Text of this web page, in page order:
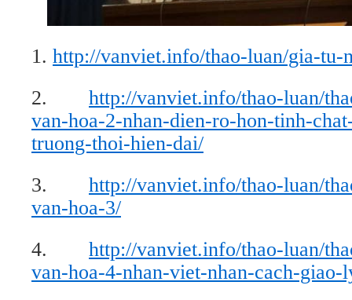
1. http://vanviet.info/thao-luan/gia-tu-
2. http://vanviet.info/thao-luan/
van-hoa-2-nhan-dien-ro-hon-tinh-
truong-thoi-hien-dai/
3. http://vanviet.info/thao-luan/
van-hoa-3/
4. http://vanviet.info/thao-luan/
van-hoa-4-nhan-viet-nhan-cach-